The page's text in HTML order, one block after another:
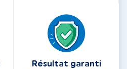
Résultat garanti